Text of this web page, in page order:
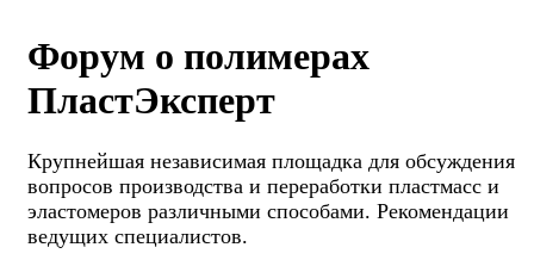
Форум о полимерах
ПластЭксперт
Крупнейшая независимая площадка для обсуждения
вопросов производства и переработки пластмасс и
эластомеров различными способами. Рекомендации
ведущих специалистов.